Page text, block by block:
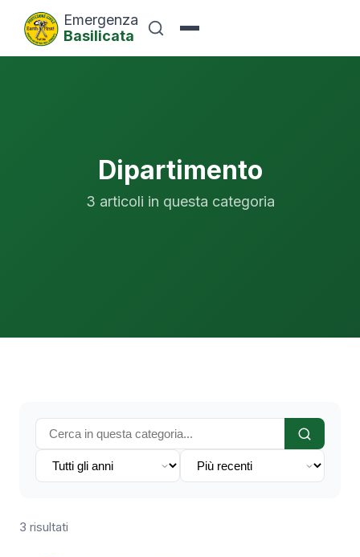
Emergenza
Basilicata
Dipartimento
3 articoli in questa categoria
3 risultati